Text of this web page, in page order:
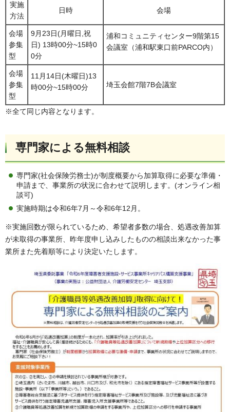
実施
方法
日時 会場
会場
参集
型
9月23日(月曜日,祝
日) 13時00分~15時0
0分
浦和コミュニティセンター9階第15
会議室（浦和駅東口前PARCO内）
会場
参集
型
11月14日(木曜日)13
時00分~15時00分
埼玉会館7階7B会議室
※全て同じ内容となります。
専門家による無料相談
専門家(社会保険労務士)が制度概要から加算取得に必要な準備・
申請まで、事業所の状況に合わせて説明します。(オンライン相
談可)
実施時期は令和6年7月～令和6年12月。
※実施回数が限られているため、希望者多数の場合、処遇改善加算
が未取得の事業所、昨年度申し込みしたものの相談出来なかった事
業所また先着順等により決定いたします。